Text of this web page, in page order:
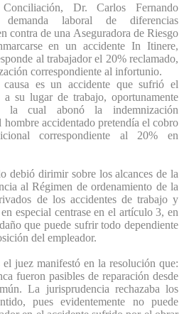
Dr. Carlos Fernando
laboral de diferencias
contra de una Aseguradora de Riesgo
en un accidente In Itinere,
al trabajador el 20% reclamado,
correspondiente al infortunio.
es un accidente que sufrió el
su lugar de trabajo, oportunamente
cual abonó la indemnización
accidentado pretendía el cobro
correspondiente al 20% en
debió dirimir sobre los alcances de la
al Régimen de ordenamiento de la
de los accidentes de trabajo y
especial centrase en el artículo 3, en
que puede sufrir todo dependiente
del empleador.
juez manifestó en la resolución que:
fueron pasibles de reparación desde
La jurisprudencia rechazaba los
pues evidentemente no puede